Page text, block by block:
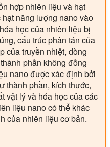
hợp nhiên liệu và hạt
năng lượng nano vào
học của nhiên liệu bị
cấu trúc phân tán của
của truyền nhiệt, dòng
phần không đồng
nano được xác định bởi
thành phần, kích thước,
vật lý và hóa học của các
liệu nano có thể khác
của nhiên liệu cơ bản.